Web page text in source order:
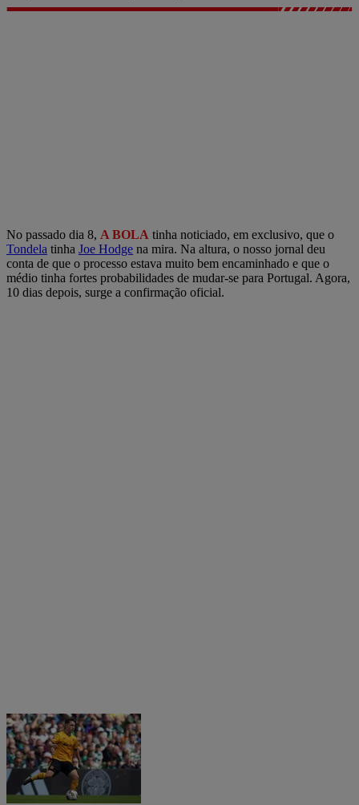
No passado dia 8, A BOLA tinha noticiado, em exclusivo, que o
Tondela tinha Joe Hodge na mira. Na altura, o nosso jornal deu
conta de que o processo estava muito bem encaminhado e que o
médio tinha fortes probabilidades de mudar-se para Portugal. Agora,
10 dias depois, surge a confirmação oficial.